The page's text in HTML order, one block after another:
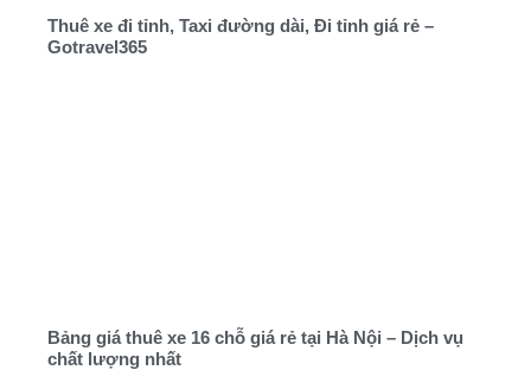
Thuê xe đi tỉnh, Taxi đường dài, Đi tỉnh giá rẻ –
Gotravel365
Bảng giá thuê xe 16 chỗ giá rẻ tại Hà Nội – Dịch vụ
chất lượng nhất